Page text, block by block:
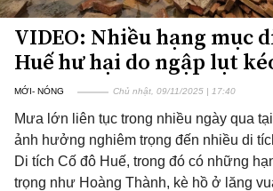
VIDEO: Nhiều hạng mục
Huế hư hại do ngập lụt
MỚI- NÓNG Chủ nhật, 09/11/2025 | 17:40
Mưa lớn liên tục trong nhiều ngày qua
ảnh hưởng nghiêm trọng đến nhiều di
Di tích Cố đô Huế, trong đó có những
trọng như Hoàng Thành, kè hồ ở lăng